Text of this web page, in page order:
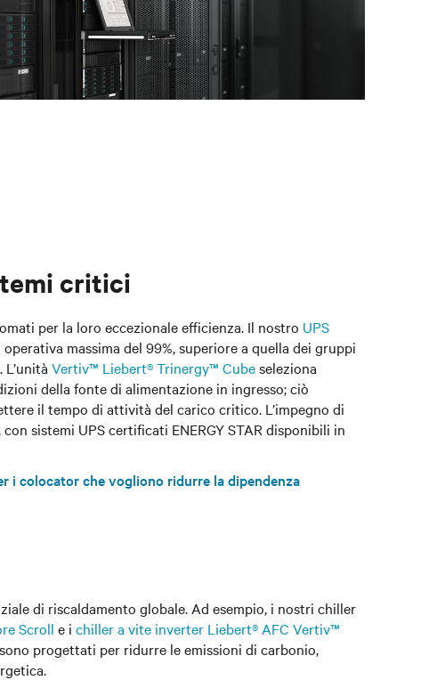
critici
per la loro eccezionale efficienza. Il nostro UPS
operativa massima del 99%, superiore a quella dei gruppi
Vertiv™ Liebert® Trinergy™ Cubeseleziona
della fonte di alimentazione in ingresso; ciò
il tempo di attività del carico critico. L’impegno di
sistemi UPS certificati ENERGY STAR disponibili in
i colocator che vogliono ridurre la dipendenza
di riscaldamento globale. Ad esempio, i nostri chiller
Scroll e i chiller a vite inverter Liebert® AFC Vertiv™
progettati per ridurre le emissioni di carbonio,